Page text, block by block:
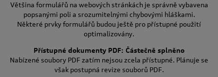
Většina formulářů na webových stránkách je správně vybavena
popsanými poli a srozumitelnými chybovými hláškami.
Některé prvky formulářů budou ještě pro přístupné použití
optimalizovány.
Přístupné dokumenty PDF: Částečně splněno
Nabízené soubory PDF zatím nejsou zcela přístupné. Plánuje se
však postupná revize souborů PDF.